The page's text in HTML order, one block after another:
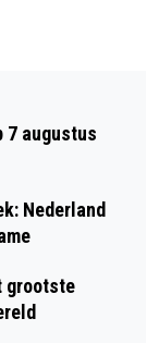
PER 1
7 augustus
Nederland
grootste